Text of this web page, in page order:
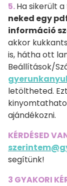
5.Ha sikerült
neked egy
információ
akkor
is, hátha ott
Beállítások/
letöltheted.
ajándékozni.
KÉRDÉSED
segítünk!
3 GYAKORI